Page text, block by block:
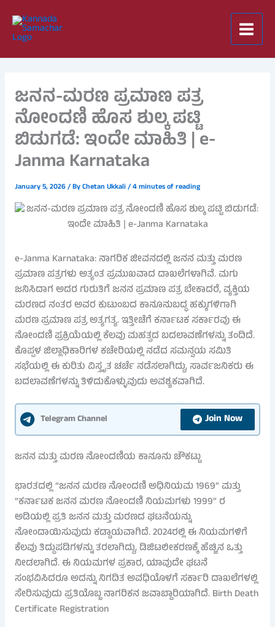
content
ಜನನ-ಮರಣ ಪ್ರಮಾಣ ಪತ್ರ
ನೋಂದಣಿ ಹೊಸ ಶುಲ್ಕ ಪಟ್ಟಿ
ಬಿಡುಗಡೆ: ಇಂದೇ ಮಾಹಿತಿ | e-
Janma Karnataka
January 5, 2026/ ByChetan Ukkali/4 minutes of reading
e-Janma Karnataka: ನಾಗರಿಕ ಜೀವನದಲ್ಲಿ ಜನನ ಮತ್ತು ಮರಣ
ಪ್ರಮಾಣ ಪತ್ರಗಳು ಅತ್ಯಂತ ಪ್ರಮುಖವಾದ ದಾಖಲೆಗಳಾಗಿವೆ. ಮಗು
ಜನಿಸಿದಾಗ ಅದರ ಗುರುತಿಗೆ ಜನನ ಪ್ರಮಾಣ ಪತ್ರ ಬೇಕಾದರೆ, ವ್ಯಕ್ತಿಯ
ಮರಣದ ನಂತರ ಅವರ ಕುಟುಂಬದ ಕಾನೂನುಬದ್ಧ ಹಕ್ಕುಗಳಿಗಾಗಿ
ಮರಣ ಪ್ರಮಾಣ ಪತ್ರ ಅತ್ಯಗತ್ಯ. ಇತ್ತೀಚೆಗೆ ಕರ್ನಾಟಕ ಸರ್ಕಾರವು ಈ
ನೋಂದಣಿ ಪ್ರಕ್ರಿಯೆಯಲ್ಲಿ ಕೆಲವು ಮಹತ್ವದ ಬದಲಾವಣೆಗಳನ್ನು ತಂದಿದೆ.
ಕೊಪ್ಪಳ ಜಿಲ್ಲಾಧಿಕಾರಿಗಳ ಕಚೇರಿಯಲ್ಲಿ ನಡೆದ ಸಮನ್ವಯ ಸಮಿತಿ
ಸಭೆಯಲ್ಲಿ ಈ ಕುರಿತು ವಿಸ್ತೃತ ಚರ್ಚೆ ನಡೆಸಲಾಗಿದ್ದು, ಸಾರ್ವಜನಿಕರು ಈ
ಬದಲಾವಣೆಗಳನ್ನು ತಿಳಿದುಕೊಳ್ಳುವುದು ಅವಶ್ಯಕವಾಗಿದೆ.
Telegram Channel Join Now
ಜನನ ಮತ್ತು ಮರಣ ನೋಂದಣಿಯ ಕಾನೂನು ಚೌಕಟ್ಟು
ಭಾರತದಲ್ಲಿ “ಜನನ ಮರಣ ನೋಂದಣಿ ಅಧಿನಿಯಮ 1969” ಮತ್ತು
“ಕರ್ನಾಟಕ ಜನನ ಮರಣ ನೋಂದಣಿ ನಿಯಮಗಳು 1999” ರ
ಅಡಿಯಲ್ಲಿ ಪ್ರತಿ ಜನನ ಮತ್ತು ಮರಣದ ಘಟನೆಯನ್ನು
ನೋಂದಾಯಿಸುವುದು ಕಡ್ಡಾಯವಾಗಿದೆ. 2024ರಲ್ಲಿ ಈ ನಿಯಮಗಳಿಗೆ
ಕೆಲವು ತಿದ್ದುಪಡಿಗಳನ್ನು ತರಲಾಗಿದ್ದು, ಡಿಜಿಟಲೀಕರಣಕ್ಕೆ ಹೆಚ್ಚಿನ ಒತ್ತು
ನೀಡಲಾಗಿದೆ. ಈ ನಿಯಮಗಳ ಪ್ರಕಾರ, ಯಾವುದೇ ಘಟನೆ
ಸಂಭವಿಸಿದರೂ ಅದನ್ನು ನಿಗದಿತ ಅವಧಿಯೊಳಗೆ ಸರ್ಕಾರಿ ದಾಖಲೆಗಳಲ್ಲಿ
ಸೇರಿಸುವುದು ಪ್ರತಿಯೊಬ್ಬ ನಾಗರಿಕನ ಜವಾಬ್ದಾರಿಯಾಗಿದೆ. Birth Death
Certificate Registration